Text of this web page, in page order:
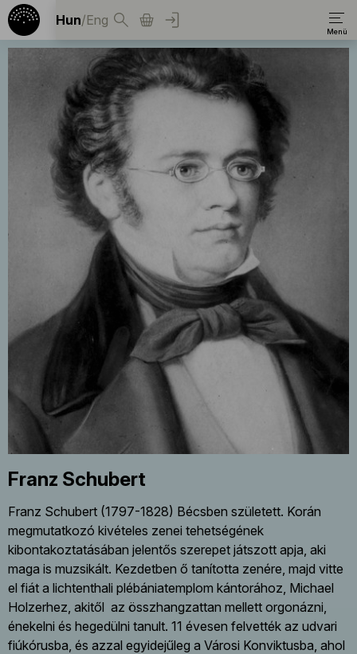
Hun/Eng
Franz Schubert
Franz Schubert (1797-1828) Bécsben született. Korán
megmutatkozó kivételes zenei tehetségének
kibontakoztatásában jelentős szerepet játszott apja, aki
maga is muzsikált. Kezdetben ő tanította zenére, majd vitte
el fiát a lichtenthali plébániatemplom kántorához, Michael
Holzerhez, akitől az összhangzattan mellett orgonázni,
énekelni és hegedülni tanult. 11 évesen felvették az udvari
fiúkórusba, és azzal egyidejűleg a Városi Konviktusba, ahol